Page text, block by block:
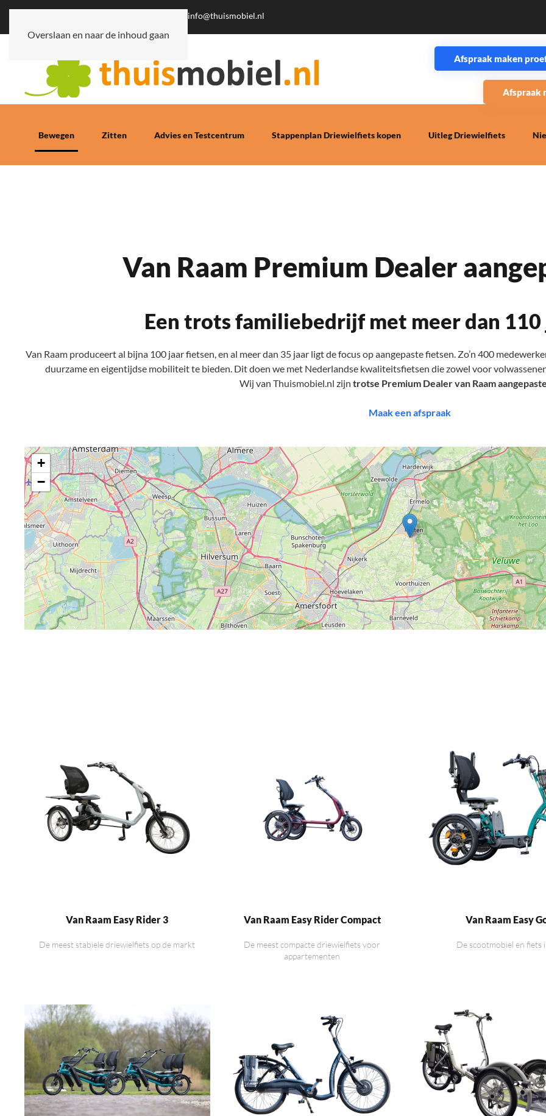
Overslaan en naar de inhoud gaan
info@thuismobiel.nl
Afspraak maken
Afspraak
Bewegen Zitten Advies en Testcentrum Stappenplan Driewielfiets kopen Uitleg Driewielfiets
Van Raam Premium Dealer
Een trots familiebedrijf met meer dan
Van Raam produceert al bijna 100 jaar fietsen, en al meer dan 35 jaar ligt de focus op aangepaste fietsen. Zo’n 400
duurzame en eigentijdse mobiliteit te bieden. Dit doen we met Nederlandse kwaliteitsfietsen die zowel voor
Wij van Thuismobiel.nl zijn trotse Premium Dealer van Raam
Maak een afspraak
+
−
Van Raam Easy Rider 3
De meest stabiele driewielfiets op de markt
Van Raam Easy Rider Compact
De meest compacte driewielfiets voor
appartementen
Van Raam Easy
De scootmobiel en fiets